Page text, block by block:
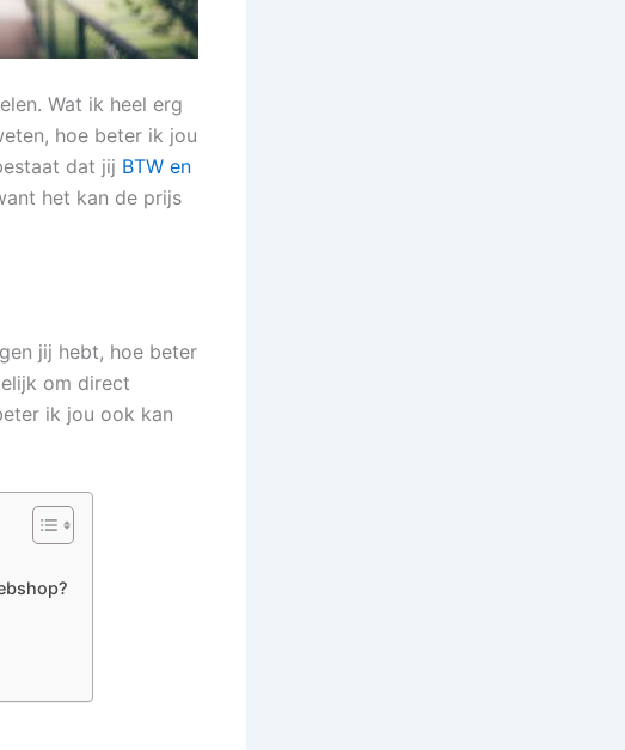
Wat ik heel erg
hoe beter ik jou
dat jij BTW en
het kan de prijs
jij hebt, hoe beter
om direct
ik jou ook kan